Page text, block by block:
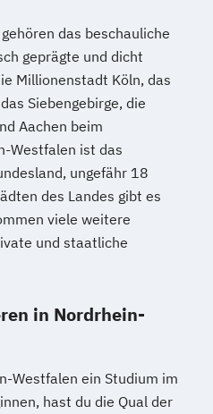
das beschauliche
geprägte und dicht
Millionenstadt Köln, das
Siebengebirge, die
Aachen beim
Westfalen ist das
ungefähr 18
des Landes gibt es
viele weitere
und staatliche
in Nordrhein-
Westfalen ein Studium im
hast du die Qual der